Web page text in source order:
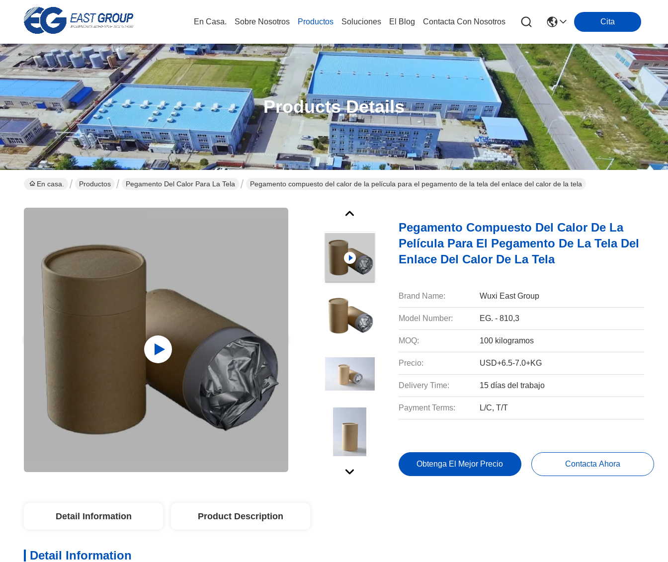
En Casa. Sobre Nosotros Productos Soluciones El Blog Contacta Con Nosotros Cita
Products Details
En casa. Productos Pegamento Del Calor Para La Tela Pegamento compuesto del calor de la película para el pegamento de la tela del enlace del calor de la tela
Pegamento Compuesto Del Calor De La
Película Para El Pegamento De La Tela Del
Enlace Del Calor De La Tela
Brand Name: Wuxi East Group
Model Number: EG. - 810,3
MOQ: 100 kilogramos
Precio: USD+6.5-7.0+KG
Delivery Time: 15 días del trabajo
Payment Terms: L/C, T/T
Obtenga El Mejor Precio Contacta Ahora
Detail Information Product Description
Detail Information